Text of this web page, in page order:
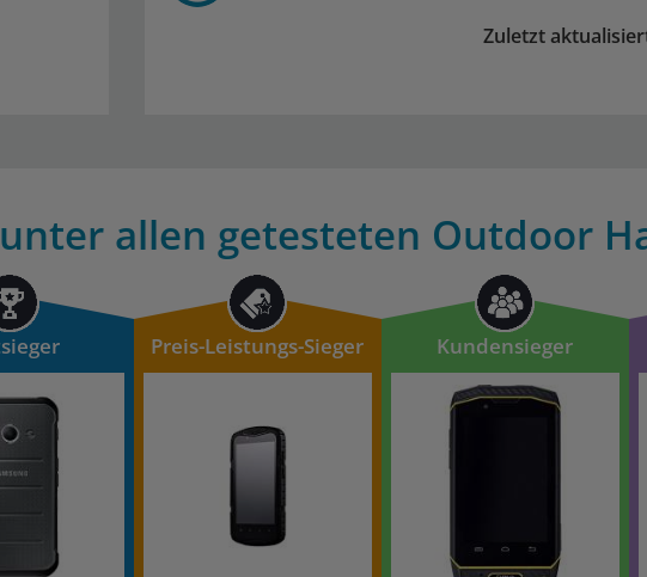
Zuletzt
allen getesteten Outdoor
Preis-Leistungs-Sieger Kundensieger